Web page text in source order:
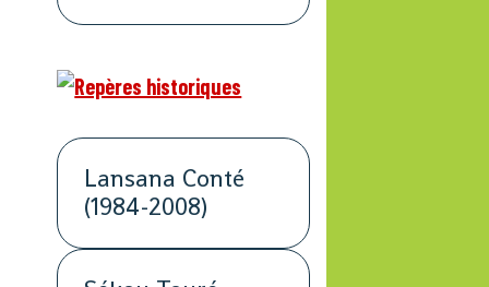
Lansana Conté
(1984-2008)